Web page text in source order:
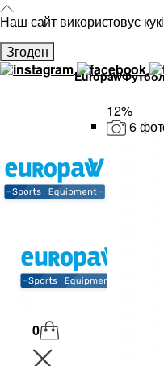
0
Наш сайт використовує
Згоден
Europaw
12%
6